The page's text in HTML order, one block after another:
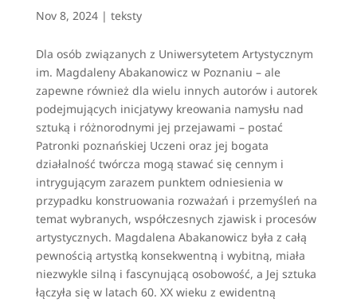
Nov 8, 2024| teksty
Dla osób związanych z Uniwersytetem Artystycznym
im. Magdaleny Abakanowicz w Poznaniu – ale
zapewne również dla wielu innych autorów i autorek
podejmujących inicjatywy kreowania namysłu nad
sztuką i różnorodnymi jej przejawami – postać
Patronki poznańskiej Uczeni oraz jej bogata
działalność twórcza mogą stawać się cennym i
intrygującym zarazem punktem odniesienia w
przypadku konstruowania rozważań i przemyśleń na
temat wybranych, współczesnych zjawisk i procesów
artystycznych. Magdalena Abakanowicz była z całą
pewnością artystką konsekwentną i wybitną, miała
niezwykle silną i fascynującą osobowość, a Jej sztuka
łączyła się w latach 60. XX wieku z ewidentną